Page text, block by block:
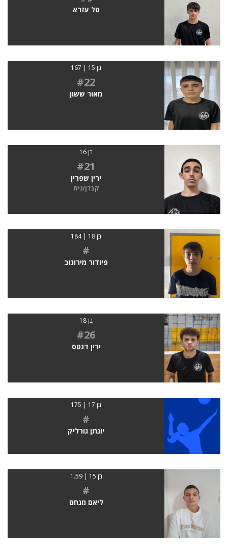
טל עזרא
בן 15 | 167
#22
מאור ששון
בן 16
#21
ירין שפרין
קבלן/נית
בן 18 | 184
#
פיודור מירונוב
בן 18
#26
ירין דנטס
בן 17 | 175
#
‪יונתן גורליק
בן 15 | 1.59
#
ליאם מנחם